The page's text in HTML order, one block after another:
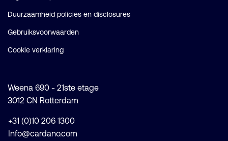
Duurzaamheid policies en disclosures
Gebruiksvoorwaarden
Cookie verklaring
Weena 690 - 21ste etage
3012 CN Rotterdam
+31 (0)10 206 1300
Info@cardano.com